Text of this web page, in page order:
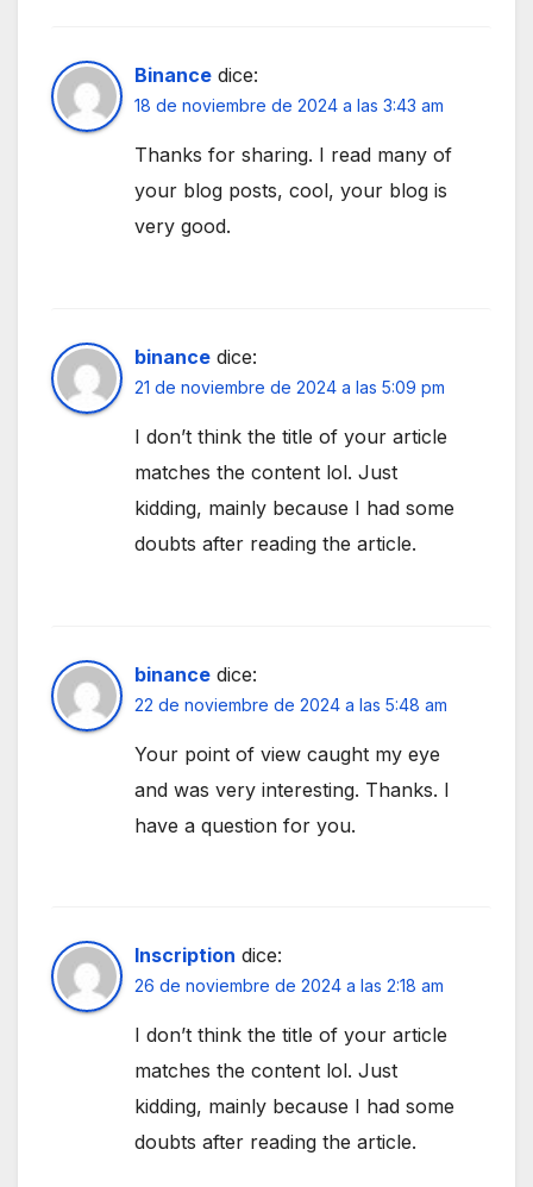
Binance dice:
18 de noviembre de 2024 a las 3:43 am
Thanks for sharing. I read many of
your blog posts, cool, your blog is
very good.
binance dice:
21 de noviembre de 2024 a las 5:09 pm
I don’t think the title of your article
matches the content lol. Just
kidding, mainly because I had some
doubts after reading the article.
binance dice:
22 de noviembre de 2024 a las 5:48 am
Your point of view caught my eye
and was very interesting. Thanks. I
have a question for you.
Inscription dice:
26 de noviembre de 2024 a las 2:18 am
I don’t think the title of your article
matches the content lol. Just
kidding, mainly because I had some
doubts after reading the article.